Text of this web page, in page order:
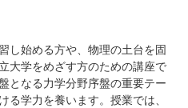
し始める方や、物理の土台を固
大学をめざす方のための講座で
となる力学分野序盤の重要テー
る学力を養います。授業では、